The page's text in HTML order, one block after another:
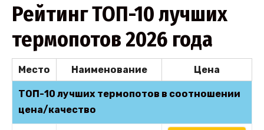
Рейтинг ТОП-10 лучших
термопотов 2026 года
Место Наименование Цена
ТОП-10 лучших термопотов в соотношении
цена/качество